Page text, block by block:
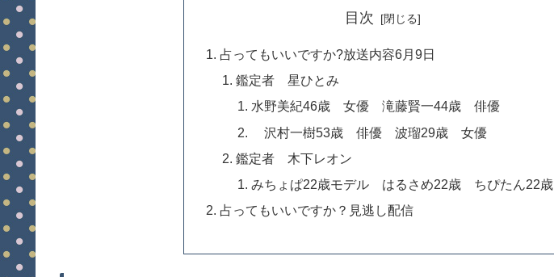
目次
占ってもいいですか?放送内容6月9日
鑑定者 星ひとみ
水野美紀46歳 女優 滝藤賢一44歳 俳優
沢村一樹53歳 俳優 波瑠29歳 女優
鑑定者 木下レオン
みちょぱ22歳モデル はるさめ22歳 ちぴたん22歳
占ってもいいですか？見逃し配信